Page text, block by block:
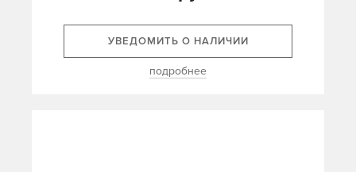
УВЕДОМИТЬ О НАЛИЧИИ
подробнее